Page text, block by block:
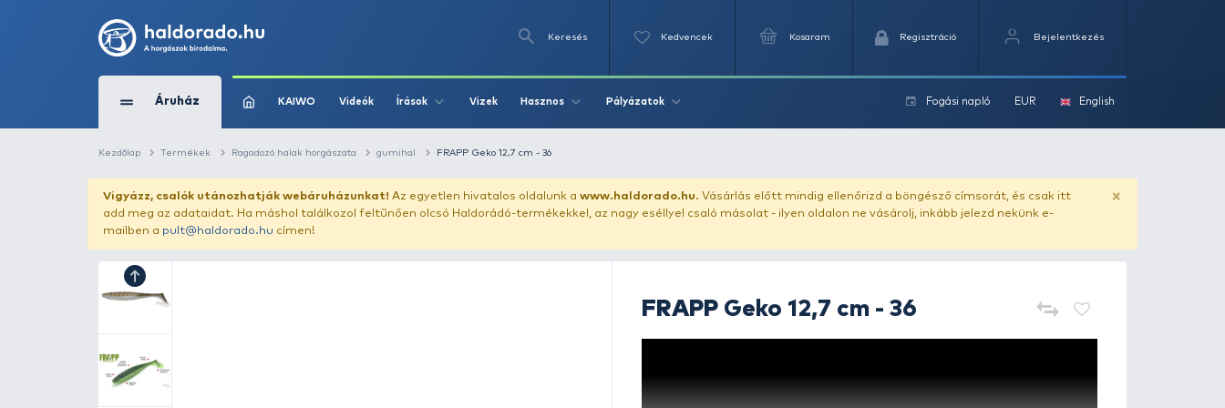
Kedvencek Kosaram
Áruház KAIWO Videók Írások Vizek Hasznos Pályázatok Fogási
Kezdőlap Termékek Ragadozó halak horgászata gumihal FRAPP Geko 12,7 cm - 36
. Vásárlás előtt mindig ellenőrizd a böngésző
add meg az adataidat. Ha máshol találkozol feltűnően olcsó Haldorádó-termékekkel, az nagy eséllyel csaló másolat - ilyen oldalon ne vásárolj, inkább
mailben a
FRAPP Geko 12,7 cm - 36